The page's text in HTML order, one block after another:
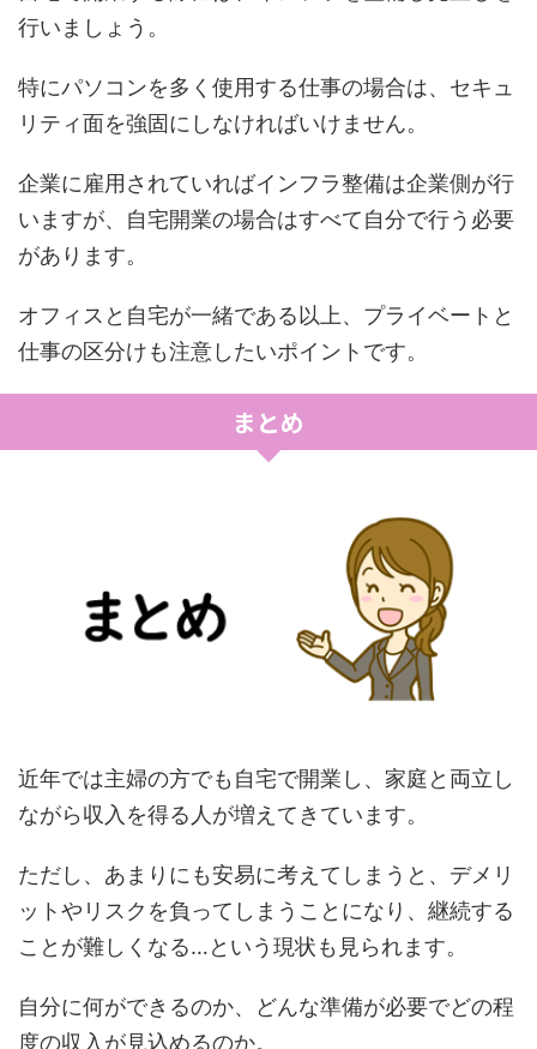
行いましょう。
特にパソコンを多く使用する仕事の場合は、セキュ
リティ面を強固にしなければいけません。
企業に雇用されていればインフラ整備は企業側が行
いますが、自宅開業の場合はすべて自分で行う必要
があります。
オフィスと自宅が一緒である以上、プライベートと
仕事の区分けも注意したいポイントです。
まとめ
近年では主婦の方でも自宅で開業し、家庭と両立し
ながら収入を得る人が増えてきています。
ただし、あまりにも安易に考えてしまうと、デメリ
ットやリスクを負ってしまうことになり、継続する
ことが難しくなる…という現状も見られます。
自分に何ができるのか、どんな準備が必要でどの程
度の収入が見込めるのか。